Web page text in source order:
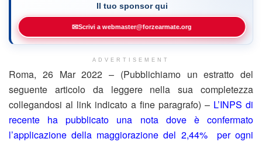
Il tuo sponsor qui
✉Scrivi a webmaster@forzearmate.org
ADVERTISEMENT
Roma, 26 Mar 2022 – (Pubblichiamo un estratto del
seguente articolo da leggere nella sua completezza
collegandosi al link indicato a fine paragrafo) – L’INPS di
recente ha pubblicato una nota dove è confermato
l’applicazione della maggiorazione del 2,44% per ogni